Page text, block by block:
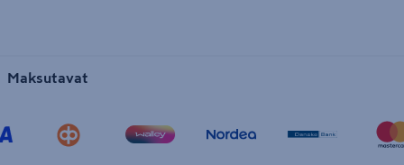
Maksutavat